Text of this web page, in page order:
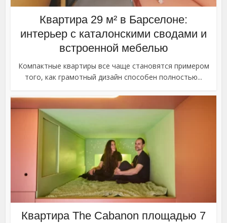
Квартира 29 м² в Барселоне:
интерьер с каталонскими сводами и
встроенной мебелью
Компактные квартиры все чаще становятся примером
того, как грамотный дизайн способен полностью...
Квартира The Cabanon площадью 7